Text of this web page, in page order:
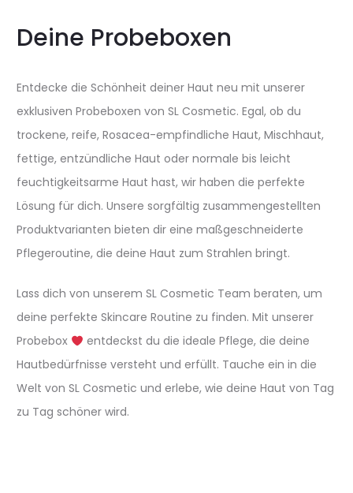
Deine Probeboxen
Entdecke die Schönheit deiner Haut neu mit unserer
exklusiven Probeboxen von SL Cosmetic. Egal, ob du
trockene, reife, Rosacea-empfindliche Haut, Mischhaut,
fettige, entzündliche Haut oder normale bis leicht
feuchtigkeitsarme Haut hast, wir haben die perfekte
Lösung für dich. Unsere sorgfältig zusammengestellten
Produktvarianten bieten dir eine maßgeschneiderte
Pflegeroutine, die deine Haut zum Strahlen bringt.
Lass dich von unserem SL Cosmetic Team beraten, um
deine perfekte Skincare Routine zu finden. Mit unserer
Probebox
entdeckst du die ideale Pflege, die deine
Hautbedürfnisse versteht und erfüllt. Tauche ein in die
Welt von SL Cosmetic und erlebe, wie deine Haut von Tag
zu Tag schöner wird.